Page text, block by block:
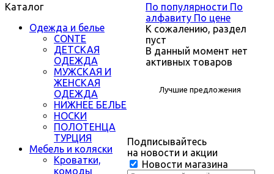
Каталог
Одежда и белье
CONTE
ДЕТСКАЯ
ОДЕЖДА
МУЖСКАЯ И
ЖЕНСКАЯ
ОДЕЖДА
НИЖНЕЕ БЕЛЬЕ
НОСКИ
ПОЛОТЕНЦА
ТУРЦИЯ
Мебель и коляски
Кроватки,
комоды
По популярности По
алфавиту По цене
К сожалению, раздел
пуст
В данный момент нет
активных товаров
Лучшие предложения
Подписывайтесь
на новости и акции
Новости магазина